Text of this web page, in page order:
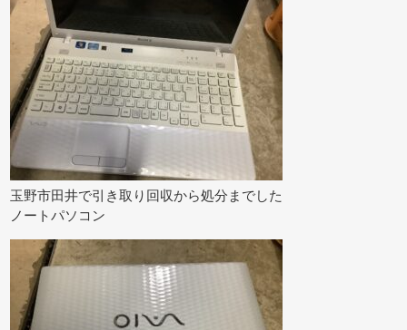
玉野市田井で引き取り回収から処分までした
ノートパソコン